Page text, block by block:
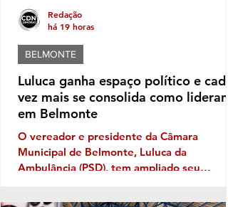
Luluca ganha espaço político e cada
vez mais se consolida como
em Belmonte
O vereador e presidente da Câmara
Municipal de Belmonte, Luluca da
Ambulância (PSD), tem ampliado seu
musculatura política deve aumentar ainda
BELMONTE
Redação
há 19 horas